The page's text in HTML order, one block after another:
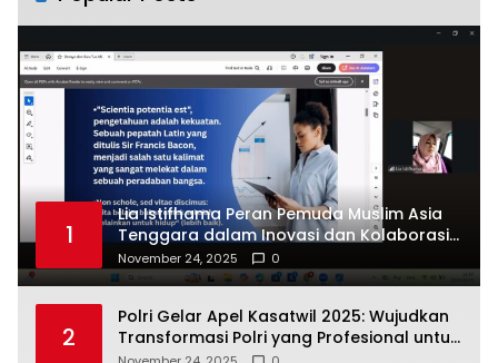
1
Lia Istifhama Peran Pemuda Muslim Asia
Tenggara dalam Inovasi dan Kolaborasi
Internasional
November 24, 2025 0
2
Polri Gelar Apel Kasatwil 2025: Wujudkan
Transformasi Polri yang Profesional untuk